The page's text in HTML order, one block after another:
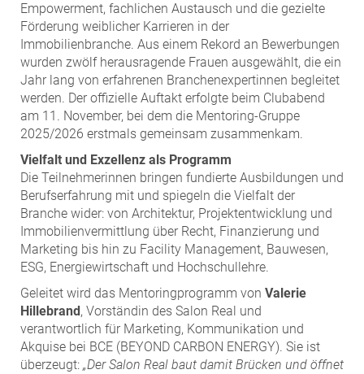
Media
Pressekontakt
Empowerment, fachlichen Austausch und die gezielte
Förderung weiblicher Karrieren in der
Immobilienbranche. Aus einem Rekord an Bewerbungen
wurden zwölf herausragende Frauen ausgewählt, die ein
Jahr lang von erfahrenen Branchenexpertinnen begleitet
werden. Der offizielle Auftakt erfolgte beim Clubabend
am 11. November, bei dem die Mentoring-Gruppe
2025/2026 erstmals gemeinsam zusammenkam.
Vielfalt und Exzellenz als Programm
Die Teilnehmerinnen bringen fundierte Ausbildungen und
Berufserfahrung mit und spiegeln die Vielfalt der
Branche wider: von Architektur, Projektentwicklung und
Immobilienvermittlung über Recht, Finanzierung und
Marketing bis hin zu Facility Management, Bauwesen,
ESG, Energiewirtschaft und Hochschullehre.
Geleitet wird das Mentoringprogramm von Valerie
Hillebrand , Vorständin des Salon Real und
verantwortlich für Marketing, Kommunikation und
Akquise bei BCE (BEYOND CARBON ENERGY). Sie ist
überzeugt: „Der Salon Real baut damit Brücken und öffnet